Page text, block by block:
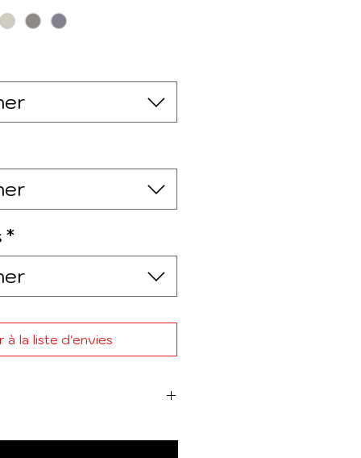
*
à la liste d'envies